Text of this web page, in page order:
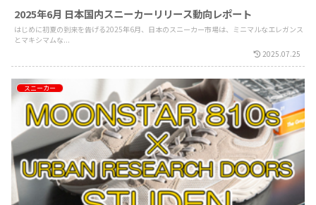
2025年6月 日本国内スニーカーリリース動向レポート
はじめに初夏の到来を告げる2025年6月、日本のスニーカー市場は、ミニマルなエレガンス
とマキシマムな...
2025.07.25
スニーカー